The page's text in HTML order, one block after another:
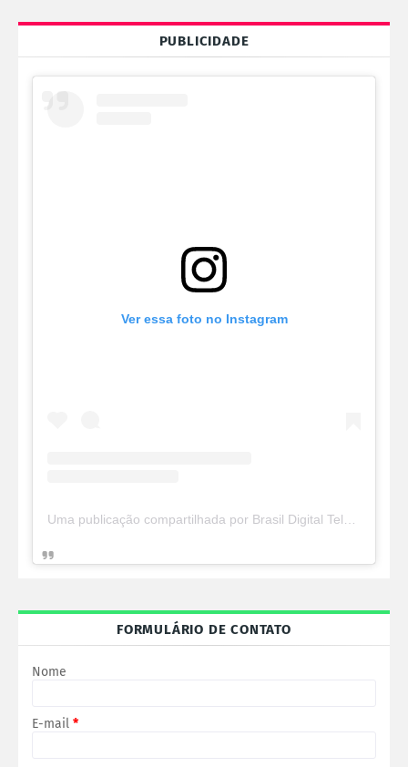
PUBLICIDADE
Ver essa foto no Instagram
FORMULÁRIO DE CONTATO
Nome
E-mail *